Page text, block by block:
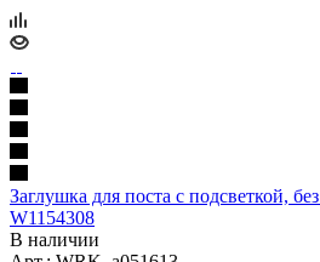
Заглушка для поста с подсветкой,
W1154308
В наличии